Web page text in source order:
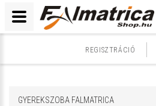
REGISZTRÁCIÓ
GYEREKSZOBA FALMATRICA